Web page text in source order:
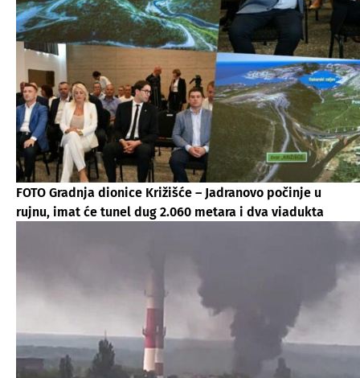
FOTO Gradnja dionice Križišće – Jadranovo počinje u
rujnu, imat će tunel dug 2.060 metara i dva viadukta